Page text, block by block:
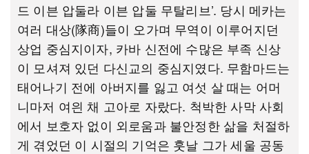
드 이븐 압둘라 이븐 압둘 무탈리브’. 당시 메카는
여러 대상(隊商)들이 오가며 무역이 이루어지던
상업 중심지이자, 카바 신전에 수많은 부족 신상
이 모셔져 있던 다신교의 중심지였다. 무함마드는
태어나기 전에 아버지를 잃고 여섯 살 때는 어머
니마저 여읜 채 고아로 자랐다. 척박한 사막 사회
에서 보호자 없이 외로움과 불안정한 삶을 처절하
게 겪었던 이 시절의 기억은 훗날 그가 세울 공동